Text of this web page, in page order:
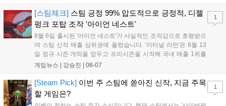
기억을 되찾기라도 한 듯 1,...
[스팀체크] 스팀 긍정 99% 압도적으로 긍정적, 디젤
펑크 포탑 조작 '아이언 네스트'
8월 6일 출시된 '아이언 네스트'가 사실적인 조작감으로 호평받으
며 스팀 신작 매출 상위권에 올랐습니다. '이터널 리턴'은 8월 13
일 정규 시즌 개막을 앞두고 프리시즌을 시작해 국내 매출 1위를
기록했습니다. 25주년을 맞은 '고스트 리콘' 시리즈는 8월 6일 쇼
'마블 투혼: 파이팅 소울즈'와 레트로 수리 시뮬레이션 '리스토
리'도 스팀에 정식 출시되었습니다....
게임뉴스 | 강승진 08-07
1
[Steam Pick] 이번 주 스팀에 쏟아진 신작, 지금 주목
할 게임은?
1